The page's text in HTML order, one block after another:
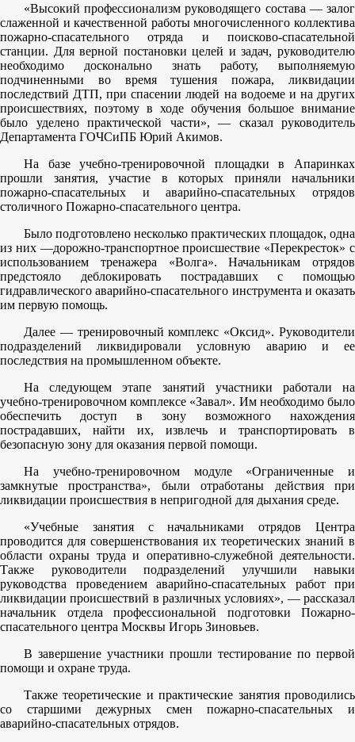
«Высокий профессионализм руководящего состава — залог
слаженной и качественной работы многочисленного коллектива
пожарно-спасательного отряда и поисково-спасательной
станции. Для верной постановки целей и задач, руководителю
необходимо досконально знать работу, выполняемую
подчиненными во время тушения пожара, ликвидации
последствий ДТП, при спасении людей на водоеме и на других
происшествиях, поэтому в ходе обучения большое внимание
было уделено практической части», — сказал руководитель
Департамента ГОЧСиПБ Юрий Акимов.
На базе учебно-тренировочной площадки в Апаринках
прошли занятия, участие в которых приняли начальники
пожарно-спасательных и аварийно-спасательных отрядов
столичного Пожарно-спасательного центра.
Было подготовлено несколько практических площадок, одна
из них —дорожно-транспортное происшествие «Перекресток» с
использованием тренажера «Волга». Начальникам отрядов
предстояло деблокировать пострадавших с помощью
гидравлического аварийно-спасательного инструмента и оказать
им первую помощь.
Далее — тренировочный комплекс «Оксид». Руководители
подразделений ликвидировали условную аварию и ее
последствия на промышленном объекте.
На следующем этапе занятий участники работали на
учебно-тренировочном комплексе «Завал». Им необходимо было
обеспечить доступ в зону возможного нахождения
пострадавших, найти их, извлечь и транспортировать в
безопасную зону для оказания первой помощи.
На учебно-тренировочном модуле «Ограниченные и
замкнутые пространства», были отработаны действия при
ликвидации происшествия в непригодной для дыхания среде.
«Учебные занятия с начальниками отрядов Центра
проводится для совершенствования их теоретических знаний в
области охраны труда и оперативно-служебной деятельности.
Также руководители подразделений улучшили навыки
руководства проведением аварийно-спасательных работ при
ликвидации происшествий в различных условиях», — рассказал
начальник отдела профессиональной подготовки Пожарно-
спасательного центра Москвы Игорь Зиновьев.
В завершение участники прошли тестирование по первой
помощи и охране труда.
Также теоретические и практические занятия проводились
со старшими дежурных смен пожарно-спасательных и
аварийно-спасательных отрядов.